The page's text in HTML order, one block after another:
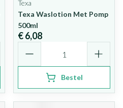
Texa
Texa Waslotion Met Pomp
500ml
€ 6,08
Bestel